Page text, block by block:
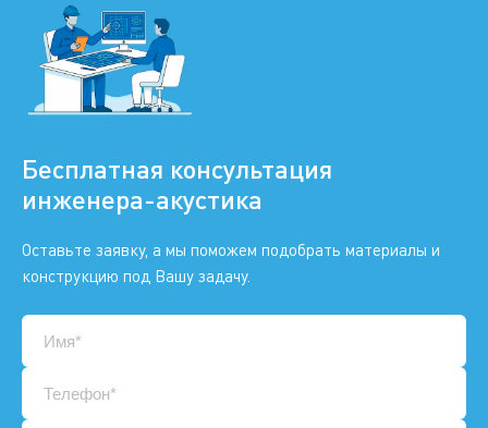
Бесплатная консультация
инженера-акустика
Оставьте заявку, а мы поможем подобрать материалы и
конструкцию под Вашу задачу.